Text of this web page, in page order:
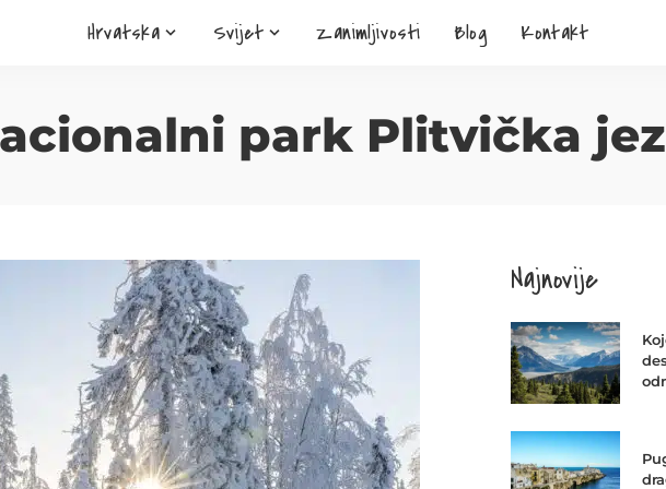
Hrvatska Svijet Zanimljivosti Blog Kontakt
park Plitvička
Najnovije